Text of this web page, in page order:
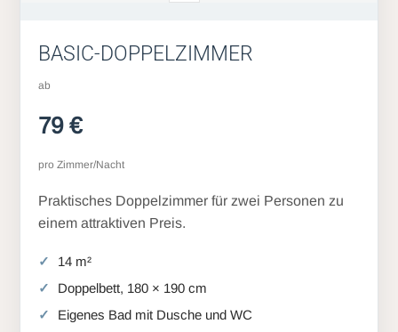
BASIC-DOPPELZIMMER
ab
79 €
pro Zimmer/Nacht
Praktisches Doppelzimmer für zwei Personen zu
einem attraktiven Preis.
14 m²
Doppelbett, 180 × 190 cm
Eigenes Bad mit Dusche und WC